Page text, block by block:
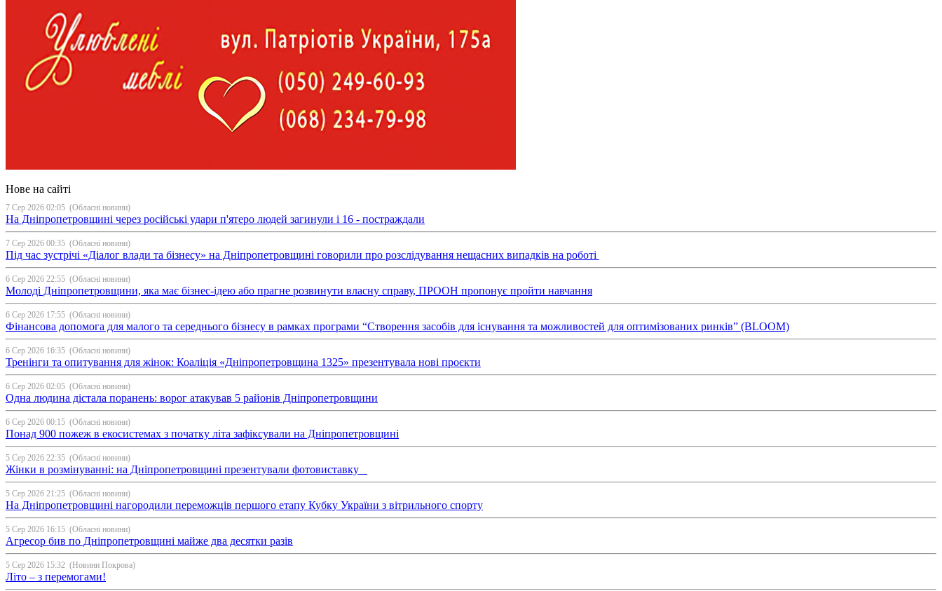
Нове на сайті
7 Сер 2026 02:05 (Обласні новини)
На Дніпропетровщині через російські удари п'ятеро людей загинули і 16 - постраждали
7 Сер 2026 00:35 (Обласні новини)
Під час зустрічі «Діалог влади та бізнесу» на Дніпропетровщині говорили про розслідування нещасних випадків на роботі
6 Сер 2026 22:55 (Обласні новини)
Молоді Дніпропетровщини, яка має бізнес-ідею або прагне розвинути власну справу, ПРООН пропонує пройти навчання
6 Сер 2026 17:55 (Обласні новини)
Фінансова допомога для малого та середнього бізнесу в рамках програми “Створення засобів для існування та можливостей для оптимізованих ринків” (BLOOM)
6 Сер 2026 16:35 (Обласні новини)
Тренінги та опитування для жінок: Коаліція «Дніпропетровщина 1325» презентувала нові проєкти
6 Сер 2026 02:05 (Обласні новини)
Одна людина дістала поранень: ворог атакував 5 районів Дніпропетровщини
6 Сер 2026 00:15 (Обласні новини)
Понад 900 пожеж в екосистемах з початку літа зафіксували на Дніпропетровщині
5 Сер 2026 22:35 (Обласні новини)
Жінки в розмінуванні: на Дніпропетровщині презентували фотовиставку
5 Сер 2026 21:25 (Обласні новини)
На Дніпропетровщині нагородили переможців першого етапу Кубку України з вітрильного спорту
5 Сер 2026 16:15 (Обласні новини)
Агресор бив по Дніпропетровщині майже два десятки разів
5 Сер 2026 15:32 (Новини Покрова)
Літо – з перемогами!